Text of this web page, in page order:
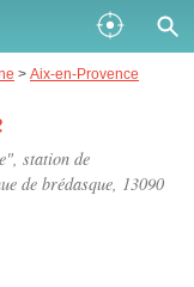
> Aix-en-Provence
station de
de brédasque, 13090